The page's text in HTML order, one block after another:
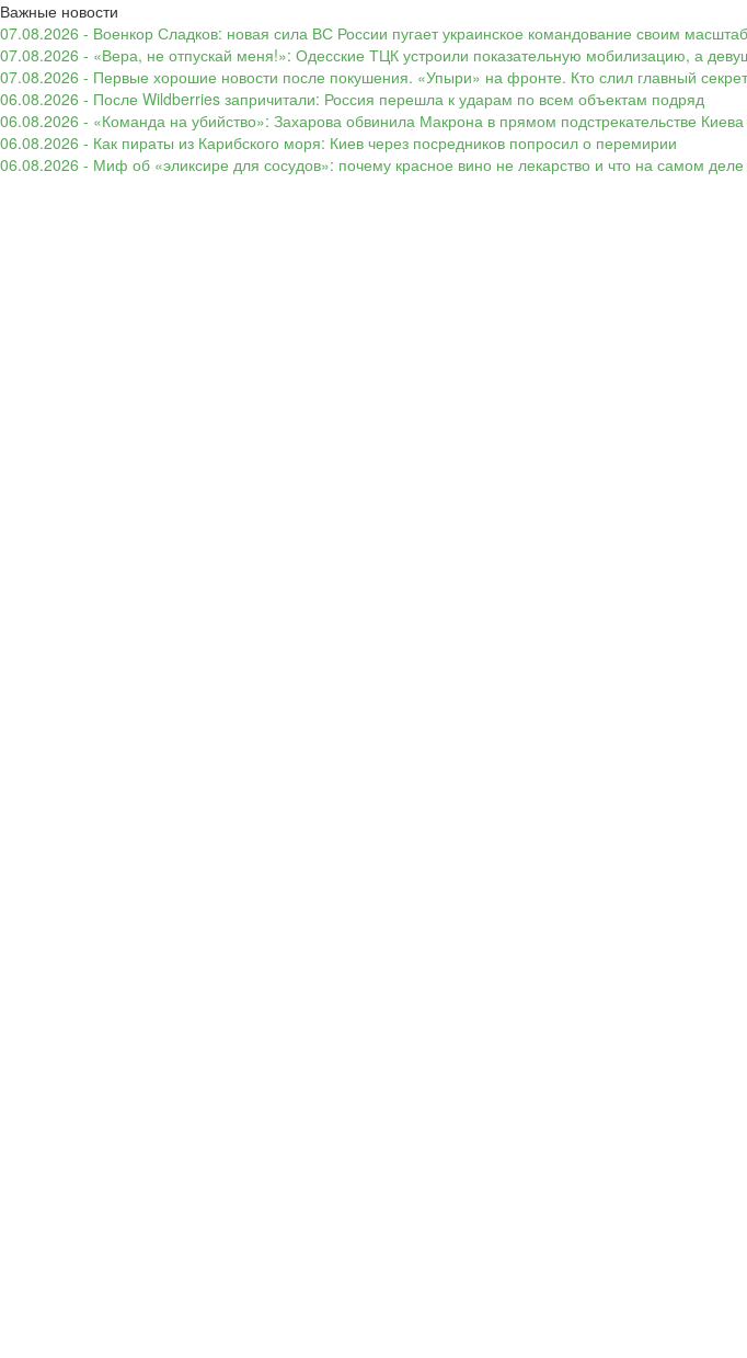
Важные новости
07.08.2026 - Военкор Сладков: новая сила ВС России пугает украинское командование своим
07.08.2026 - «Вера, не отпускай меня!»: Одесские ТЦК устроили показательную мобилизацию, а
07.08.2026 - Первые хорошие новости после покушения. «Упыри» на фронте. Кто слил главный
06.08.2026 - После Wildberries запричитали: Россия перешла к ударам по всем объектам подряд
06.08.2026 - «Команда на убийство»: Захарова обвинила Макрона в прямом подстрекательстве Киева
06.08.2026 - Как пираты из Карибского моря: Киев через посредников попросил о перемирии
06.08.2026 - Миф об «эликсире для сосудов»: почему красное вино не лекарство и что на самом